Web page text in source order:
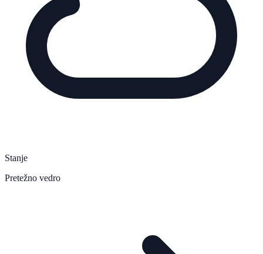
Stanje
Pretežno vedro